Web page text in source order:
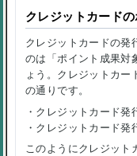
クレジットカード
クレジットカードの発
のは「ポイント成果対
ょう。クレジットカ
の通りです。
・クレジットカード発
・クレジットカード
このようにクレジット